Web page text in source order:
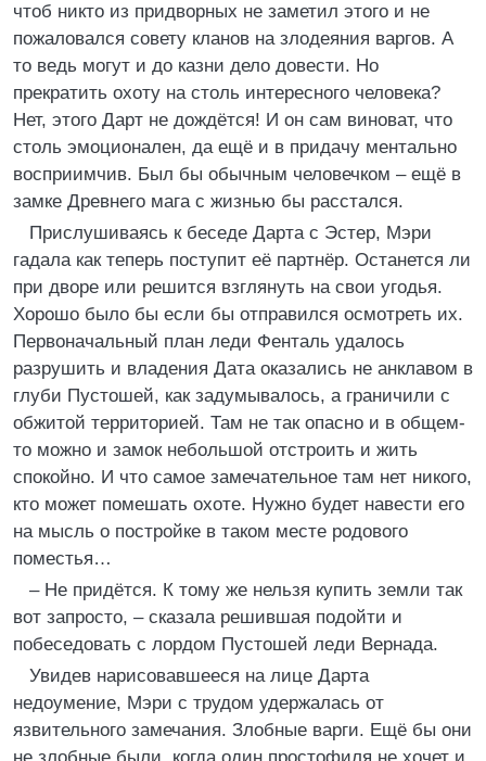
чтоб никто из придворных не заметил этого и не
пожаловался совету кланов на злодеяния варгов. А
то ведь могут и до казни дело довести. Но
прекратить охоту на столь интересного человека?
Нет, этого Дарт не дождётся! И он сам виноват, что
столь эмоционален, да ещё и в придачу ментально
восприимчив. Был бы обычным человечком – ещё в
замке Древнего мага с жизнью бы расстался.
Прислушиваясь к беседе Дарта с Эстер, Мэри
гадала как теперь поступит её партнёр. Останется ли
при дворе или решится взглянуть на свои угодья.
Хорошо было бы если бы отправился осмотреть их.
Первоначальный план леди Фенталь удалось
разрушить и владения Дата оказались не анклавом в
глуби Пустошей, как задумывалось, а граничили с
обжитой территорией. Там не так опасно и в общем-
то можно и замок небольшой отстроить и жить
спокойно. И что самое замечательное там нет никого,
кто может помешать охоте. Нужно будет навести его
на мысль о постройке в таком месте родового
поместья…
– Не придётся. К тому же нельзя купить земли так
вот запросто, – сказала решившая подойти и
побеседовать с лордом Пустошей леди Вернада.
Увидев нарисовавшееся на лице Дарта
недоумение, Мэри с трудом удержалась от
язвительного замечания. Злобные варги. Ещё бы они